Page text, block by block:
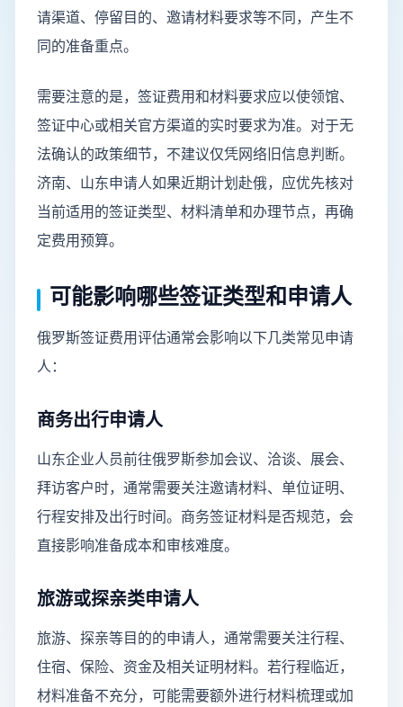
请渠道、停留目的、邀请材料要求等不同，产生不
同的准备重点。
需要注意的是，签证费用和材料要求应以使领馆、
签证中心或相关官方渠道的实时要求为准。对于无
法确认的政策细节，不建议仅凭网络旧信息判断。
济南、山东申请人如果近期计划赴俄，应优先核对
当前适用的签证类型、材料清单和办理节点，再确
定费用预算。
可能影响哪些签证类型和申请人
俄罗斯签证费用评估通常会影响以下几类常见申请
人：
商务出行申请人
山东企业人员前往俄罗斯参加会议、洽谈、展会、
拜访客户时，通常需要关注邀请材料、单位证明、
行程安排及出行时间。商务签证材料是否规范，会
直接影响准备成本和审核难度。
旅游或探亲类申请人
旅游、探亲等目的的申请人，通常需要关注行程、
住宿、保险、资金及相关证明材料。若行程临近，
材料准备不充分，可能需要额外进行材料梳理或加